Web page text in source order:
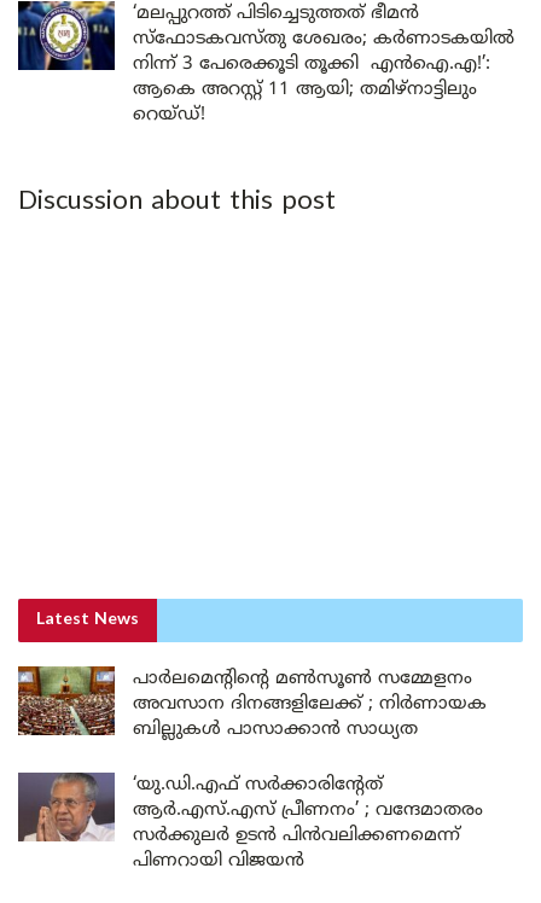
‘മലപ്പുറത്ത് പിടിച്ചെടുത്തത് ഭീമൻ
സ്ഫോടകവസ്തു ശേഖരം; കർണാടകയിൽ
നിന്ന് 3 പേരെക്കൂടി തൂക്കി എൻഐ.എ!’:
ആകെ അറസ്റ്റ് 11 ആയി; തമിഴ്‌നാട്ടിലും
റെയ്ഡ്!
Discussion about this post
Latest News
പാർലമെന്റിന്റെ മൺസൂൺ സമ്മേളനം
അവസാന ദിനങ്ങളിലേക്ക് ; നിർണായക
ബില്ലുകൾ പാസാക്കാൻ സാധ്യത
‘യു.ഡി.എഫ് സർക്കാരിന്റേത്
ആർ.എസ്.എസ് പ്രീണനം’ ; വന്ദേമാതരം
സർക്കുലർ ഉടൻ പിൻവലിക്കണമെന്ന്
പിണറായി വിജയൻ